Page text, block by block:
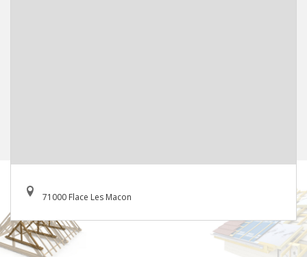
71000 Flace Les Macon